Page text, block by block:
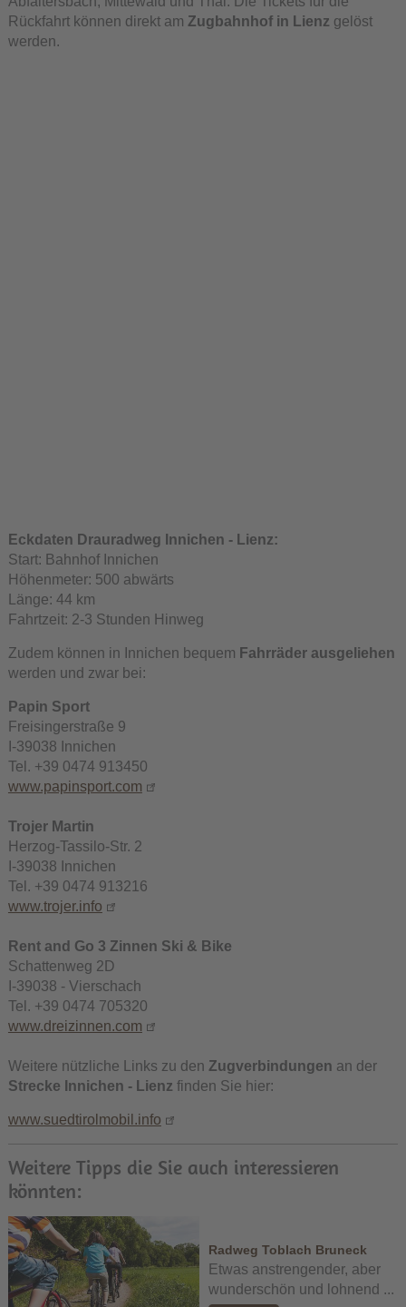
Rückfahrt können direkt am Zugbahnhof in Lienz gelöst
werden.
Eckdaten Drauradweg Innichen - Lienz:
Start: Bahnhof Innichen
Höhenmeter: 500 abwärts
Länge: 44 km
Fahrtzeit: 2-3 Stunden Hinweg
Zudem können in Innichen bequem Fahrräder ausgeliehen
werden und zwar bei:
Papin Sport
Freisingerstraße 9
I-39038 Innichen
Tel. +39 0474 913450
www.papinsport.com
Trojer Martin
Herzog-Tassilo-Str. 2
I-39038 Innichen
Tel. +39 0474 913216
www.trojer.info
Rent and Go 3 Zinnen Ski & Bike
Schattenweg 2D
I-39038 - Vierschach
Tel. +39 0474 705320
www.dreizinnen.com
Weitere nützliche Links zu den Zugverbindungen an der
Strecke Innichen - Lienz finden Sie hier:
www.suedtirolmobil.info
Weitere Tipps die Sie auch interessieren
könnten:
Radweg Toblach Bruneck
Etwas anstrengender, aber
wunderschön und lohnend ...